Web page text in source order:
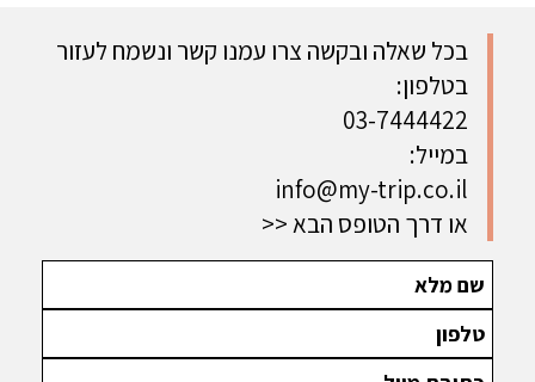
בהמשך טיול
קונספט
לבני/ות
מצווה
בקוסטה
ריקה
פרטי
התרבות
של קוסטה
ריקה ופנמה
פרטי דרך
הפארקים
בכל שאלה ובקשה צרו עמנו קשר ונשמח לעזור
בטלפון:
03-7444422
במייל:
info@my-trip.co.il
או דרך הטופס הבא>>